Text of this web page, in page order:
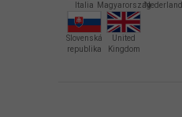
Italia MagyarországNederland
Slovenská
republika
United
Kingdom